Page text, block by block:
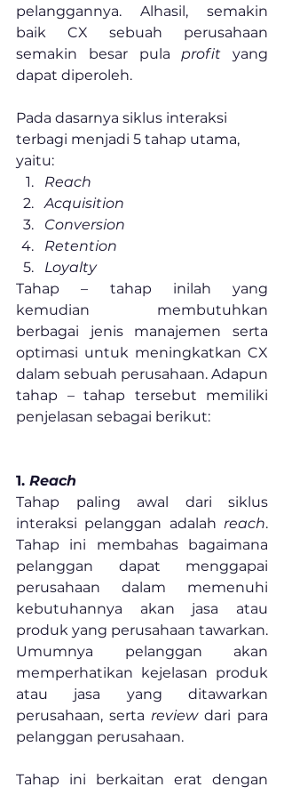
pelanggannya. Alhasil, semakin
baik CX sebuah perusahaan
semakin besar pula profit yang
dapat diperoleh.
Pada dasarnya siklus interaksi
terbagi menjadi 5 tahap utama,
yaitu:
Reach
Acquisition
Conversion
Retention
Loyalty
Tahap – tahap inilah yang
kemudian membutuhkan
berbagai jenis manajemen serta
optimasi untuk meningkatkan CX
dalam sebuah perusahaan. Adapun
tahap – tahap tersebut memiliki
penjelasan sebagai berikut:
1. Reach
Tahap paling awal dari siklus
interaksi pelanggan adalah reach.
Tahap ini membahas bagaimana
pelanggan dapat menggapai
perusahaan dalam memenuhi
kebutuhannya akan jasa atau
produk yang perusahaan tawarkan.
Umumnya pelanggan akan
memperhatikan kejelasan produk
atau jasa yang ditawarkan
perusahaan, serta review dari para
pelanggan perusahaan.
Tahap ini berkaitan erat dengan